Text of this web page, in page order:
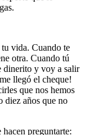
tu vida. Cuando te
otra. Cuando tú
dinerito y voy a salir
llegó el cheque!
que nos hemos
diez años que no
preguntarte: